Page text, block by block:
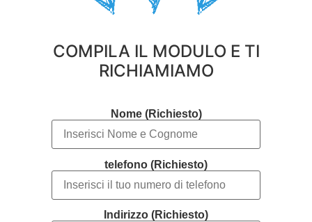
COMPILA IL MODULO E TI
RICHIAMIAMO
Nome (Richiesto)
telefono (Richiesto)
Indirizzo (Richiesto)